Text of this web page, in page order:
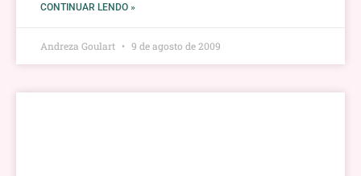
CONTINUAR LENDO »
Andreza Goulart 9 de agosto de 2009